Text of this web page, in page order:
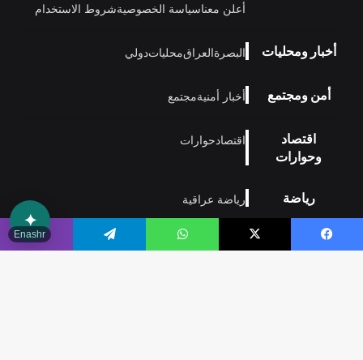
أعلن معناسياسة الخصوصيةشروط الاستخدام
أخبار ومحليات البصرةالعراقمحلياتدولي
أمن ومجتمع أخبار أمنيةمجتمع
اقتصاد
وحوارات
اقتصادحوارات
رياضة رياضة عراقية
منوعات
فيسبوك ‫X واتساب تيلقرام ڤايبر
✦
Enashr